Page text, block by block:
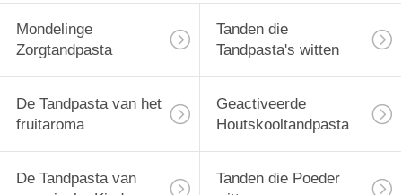
Mondelinge
Zorgtandpasta
Tanden die
Tandpasta's witten
De Tandpasta van het
fruitaroma
Geactiveerde
Houtskooltandpasta
De Tandpasta van
Tanden die Poeder